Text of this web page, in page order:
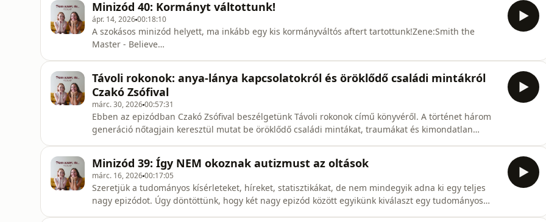
bőven, van helye a reménynek i
Minizód 40: Kormányt váltottunk!
ápr. 14, 202600:18:10
A szokásos minizód helyett, ma inkább egy kis kormányváltós aftert tartottunk!Zene:Smith the
Master - Believe
Távoli rokonok: anya-lánya kapcsolatokról és öröklődő családi mintákról
Czakó Zsófival
márc. 30, 202600:57:31
Ebben az epizódban Czakó Zsófival beszélgetünk Távoli rokonok című könyvéről. A történet három
generáció nőtagjain keresztül mutat be öröklődő családi mintákat, traumákat és kimondatlan
szexualitásról, valamint arról, hogy van-e valódi kiút ezekből a generációról generációra ismétlődő
sémákból.Ha tetszett ez
Minizód 39: Így NEM okoznak autizmust az oltások
márc. 16, 202600:17:05
Szeretjük a tudományos kísérleteket, híreket, statisztikákat, de nem mindegyik adna ki egy teljes
nagy epizódot. Úgy döntöttünk, hogy két nagy epizód között egyikünk kiválaszt egy tudományos